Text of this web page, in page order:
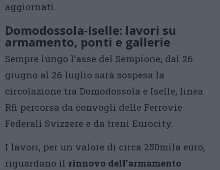
aggiornati.
Domodossola-Iselle: lavori su
armamento, ponti e gallerie
Sempre lungo l’asse del Sempione, dal 26
giugno al 26 luglio sarà sospesa la
circolazione tra Domodossola e Iselle, linea
Rfi percorsa da convogli delle Ferrovie
Federali Svizzere e da treni Eurocity.
I lavori, per un valore di circa 250mila euro,
riguardano il rinnovo dell’armamento